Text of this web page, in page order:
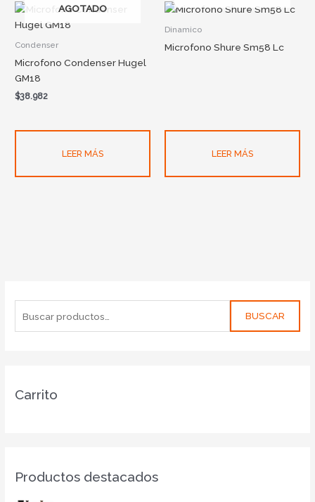
BUSCAR
Carrito
Productos destacados
AGOTADO
Condenser
Microfono Condenser Hugel
GM18
$38.982
LEER MÁS
Dinamico
Microfono Shure Sm58 Lc
LEER MÁS